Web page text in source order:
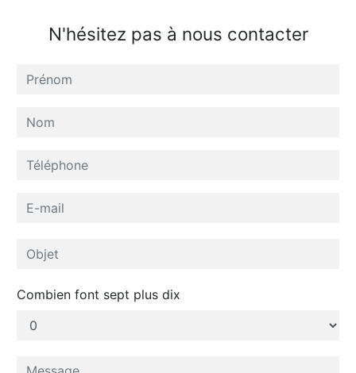
N'hésitez pas à nous contacter
Combien font sept plus dix